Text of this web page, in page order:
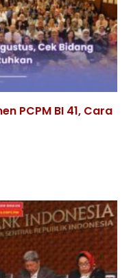
PCPM BI 41, Cara